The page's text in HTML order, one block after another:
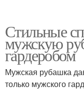
Стильные
мужскую
гардеробом
Мужская рубашка
только мужского